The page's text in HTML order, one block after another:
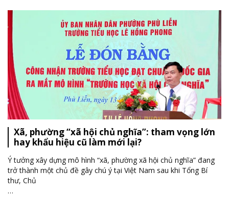
Xã, phường “xã hội chủ nghĩa”: tham vọng lớn
hay khẩu hiệu cũ làm mới lại?
Ý tưởng xây dựng mô hình “xã, phường xã hội chủ nghĩa” đang
trở thành một chủ đề gây chú ý tại Việt Nam sau khi Tổng Bí
thư, Chủ
…